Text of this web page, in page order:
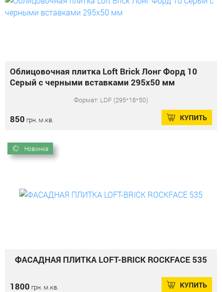
Облицовочная плитка Loft Brick Лонг Форд 10
Серый с черными вставками 295x50 мм
Формат: LDF (295*18*50)
850 грн. м.кв. КУПИТЬ
Новинка
ФАСАДНАЯ ПЛИТКА LOFT-BRICK ROCKFACE 535
1800 грн. м.кв. КУПИТЬ